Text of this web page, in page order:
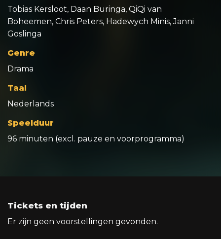
Tobias Kersloot, Daan Buringa, QiQi van
Boheemen, Chris Peters, Hadewych Minis, Janni
Goslinga
Genre
Drama
Taal
Nederlands
Speelduur
96 minuten (excl. pauze en voorprogramma)
Tickets en tijden
Er zijn geen voorstellingen gevonden.